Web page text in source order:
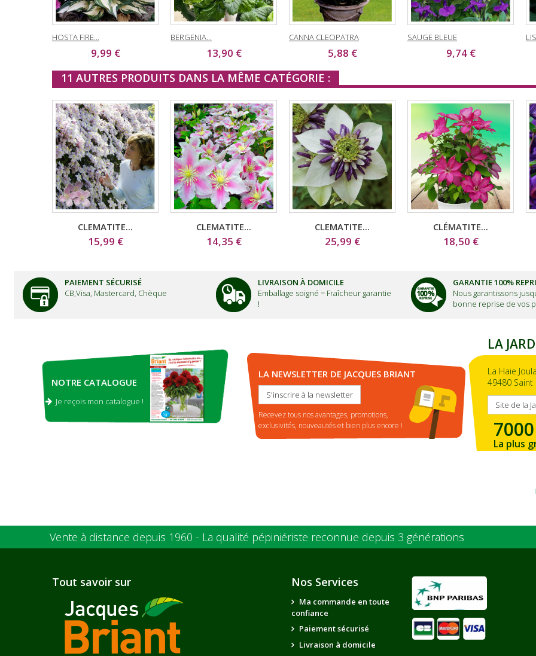
HOSTA FIRE...
9,99 €
BERGENIA...
13,90 €
CANNA CLEOPATRA
5,88 €
SAUGE BLEUE
9,74 €
11 AUTRES PRODUITS DANS LA MÊME CATÉGORIE :
CLEMATITE...
15,99 €
CLEMATITE...
14,35 €
CLEMATITE...
25,99 €
CLÉMATITE...
18,50 €
PAIEMENT SÉCURISÉ
CB,Visa, Mastercard, Chèque
LIVRAISON À DOMICILE
Emballage soigné = Fraîcheur garantie
!
GARANTIE 100%
Nous garantissons
bonne reprise de vos
NOTRE CATALOGUE
Je reçois mon catalogue !
LA NEWSLETTER DE JACQUES BRIANT
S'inscrire à la newsletter
Recevez tous nos avantages, promotions,
exclusivités, nouveautés et bien plus encore !
LA
La Haie
49480 Saint
Site de la
La plus
de la
Vente à distance depuis 1960 - La qualité pépiniériste reconnue depuis 3 générations
Tout savoir sur Nos Services
Ma commande en toute
confiance
Paiement sécurisé
Livraison à domicile